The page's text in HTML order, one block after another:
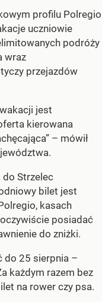
profilu Polregio
uczniowie
podróży
wraz
przejazdów
jest
kierowana
– mówił
Strzelec
bilet jest
kasach
posiadać
do zniżki.
do 25 sierpnia –
każdym razem bez
na rower czy psa.